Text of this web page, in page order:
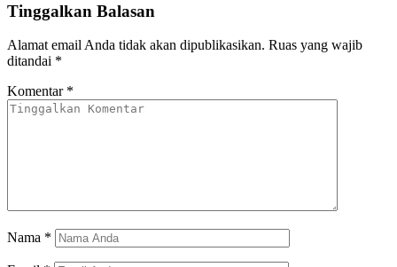
Tinggalkan Balasan
Alamat email Anda tidak akan dipublikasikan. Ruas yang wajib
ditandai *
Komentar *
Nama *